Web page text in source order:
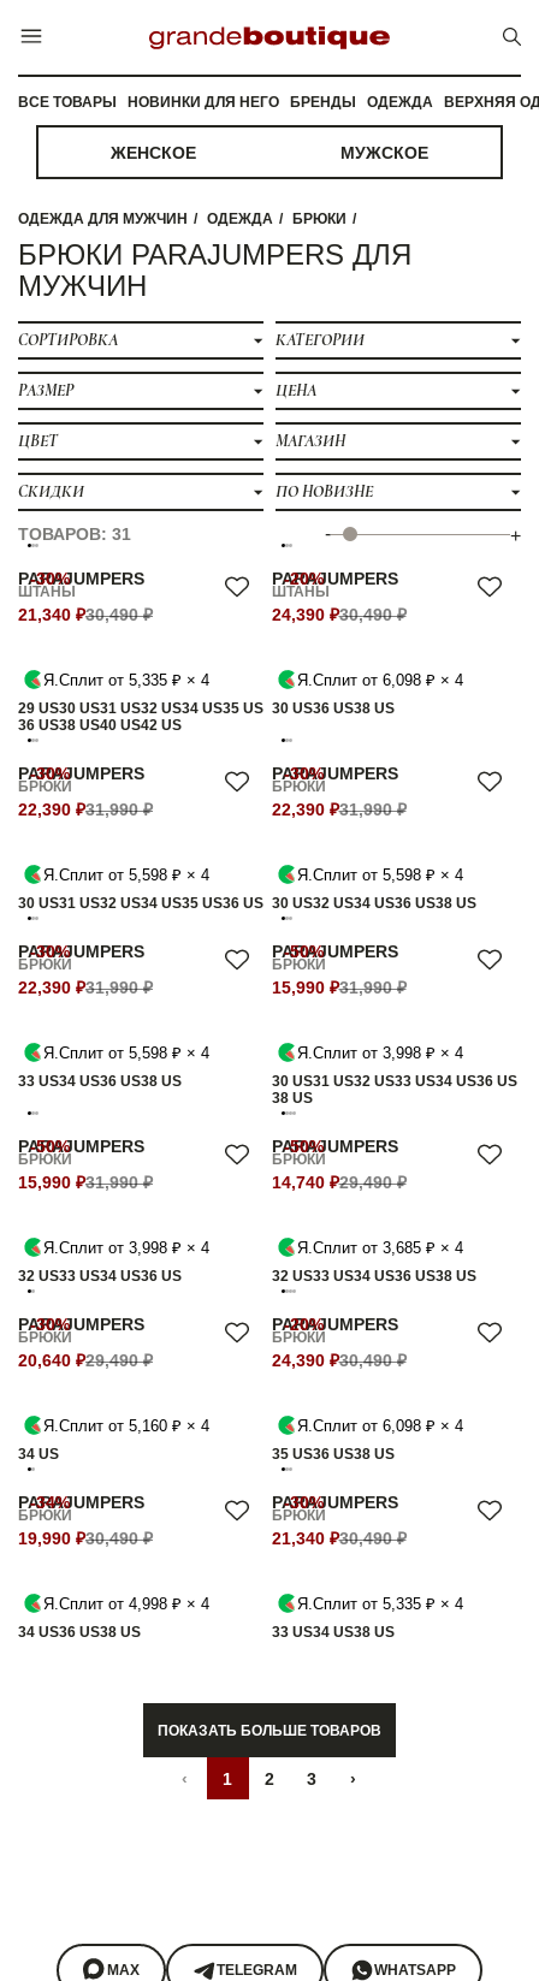
ВСЕ ТОВАРЫ НОВИНКИ ДЛЯ НЕГО БРЕНДЫ ОДЕЖДА ВЕРХНЯЯ
ЖЕНСКОЕ МУЖСКОЕ
ОДЕЖДА ДЛЯ МУЖЧИН ОДЕЖДА БРЮКИ
БРЮКИ PARAJUMPERS ДЛЯ
МУЖЧИН
СОРТИРОВКА КАТЕГОРИИ
РАЗМЕР ЦЕНА
ЦВЕТ МАГАЗИН
СКИДКИ ПО НОВИЗНЕ
ТОВАРОВ: 31 - +
-30%
PARAJUMPERS
ШТАНЫ
21,340 ₽30,490 ₽
Я.Сплит от 5,335 ₽ × 4
29 US30 US31 US32 US34 US35 US
36 US38 US40 US42 US
-20%
PARAJUMPERS
ШТАНЫ
24,390 ₽30,490 ₽
Я.Сплит от 6,098 ₽ × 4
30 US36 US38 US
-30%
PARAJUMPERS
БРЮКИ
22,390 ₽31,990 ₽
Я.Сплит от 5,598 ₽ × 4
30 US31 US32 US34 US35 US36 US
-30%
PARAJUMPERS
БРЮКИ
22,390 ₽31,990 ₽
Я.Сплит от 5,598 ₽ × 4
30 US32 US34 US36 US38 US
-30%
PARAJUMPERS
БРЮКИ
22,390 ₽31,990 ₽
Я.Сплит от 5,598 ₽ × 4
33 US34 US36 US38 US
-50%
PARAJUMPERS
БРЮКИ
15,990 ₽31,990 ₽
Я.Сплит от 3,998 ₽ × 4
30 US31 US32 US33 US34 US36 US
38 US
-50%
PARAJUMPERS
БРЮКИ
15,990 ₽31,990 ₽
Я.Сплит от 3,998 ₽ × 4
32 US33 US34 US36 US
-50%
PARAJUMPERS
БРЮКИ
14,740 ₽29,490 ₽
Я.Сплит от 3,685 ₽ × 4
32 US33 US34 US36 US38 US
-30%
PARAJUMPERS
БРЮКИ
20,640 ₽29,490 ₽
Я.Сплит от 5,160 ₽ × 4
34 US
-20%
PARAJUMPERS
БРЮКИ
24,390 ₽30,490 ₽
Я.Сплит от 6,098 ₽ × 4
35 US36 US38 US
-34%
PARAJUMPERS
БРЮКИ
19,990 ₽30,490 ₽
Я.Сплит от 4,998 ₽ × 4
34 US36 US38 US
-30%
PARAJUMPERS
БРЮКИ
21,340 ₽30,490 ₽
Я.Сплит от 5,335 ₽ × 4
33 US34 US38 US
ПОКАЗАТЬ БОЛЬШЕ ТОВАРОВ
‹ 1 2 3 ›
MAX TELEGRAM WHATSAPP